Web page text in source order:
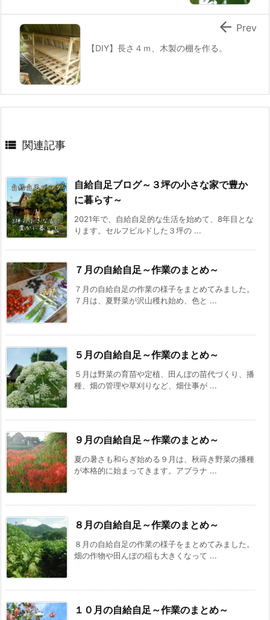
【DIY】長さ４ｍ、木製の棚を作る。
 Prev
 関連記事
自給自足ブログ～３坪の小さな家で豊か
に暮らす～
2021年で、自給自足的な生活を始めて、8年目とな
ります。セルフビルドした３坪の ...
７月の自給自足～作業のまとめ～
７月の自給自足の作業の様子をまとめてみました。
７月は、夏野菜が沢山穫れ始め、色と ...
５月の自給自足～作業のまとめ～
５月は野菜の育苗や定植、田んぼの苗代づくり、播
種、畑の管理や草刈りなど、畑仕事が ...
９月の自給自足～作業のまとめ～
夏の暑さも和らぎ始める９月は、秋蒔き野菜の播種
が本格的に始まってきます。アブラナ ...
８月の自給自足～作業のまとめ～
８月の自給自足の作業の様子をまとめてみました。
畑の作物や田んぼの稲も大きくなって ...
１０月の自給自足～作業のまとめ～